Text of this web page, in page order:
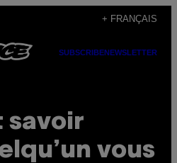
+ FRANÇAIS
SUBSCRIBENEWSLETTER
savoir
vous